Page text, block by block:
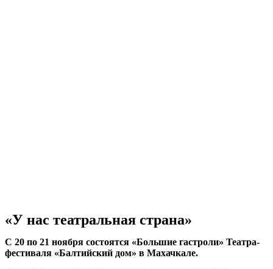
«У нас театральная страна»
С 20 по 21 ноября состоятся «Большие гастроли» Театра-
фестиваля «Балтийский дом» в Махачкале.